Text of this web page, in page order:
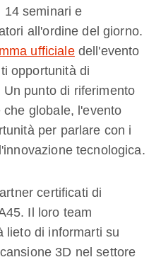
14 seminari e
all'ordine del giorno.
ufficialedell'evento
opportunità di
punto di riferimento
globale, l'evento
per parlare con i
tecnologica.
certificati di
Il loro team
lieto di informarti su
3D nel settore